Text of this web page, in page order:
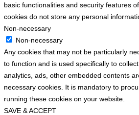
basic functionalities and security features
cookies do not store any personal
Non-necessary
Non-necessary
Any cookies that may not be particularly
to function and is used specifically to
analytics, ads, other embedded contents
necessary cookies. It is mandatory to
running these cookies on your website.
SAVE & ACCEPT